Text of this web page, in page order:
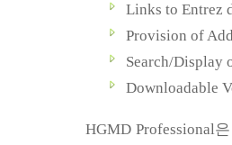
Links to Entrez
Provision of
Search/Display
Downloadable
HGMD Professional